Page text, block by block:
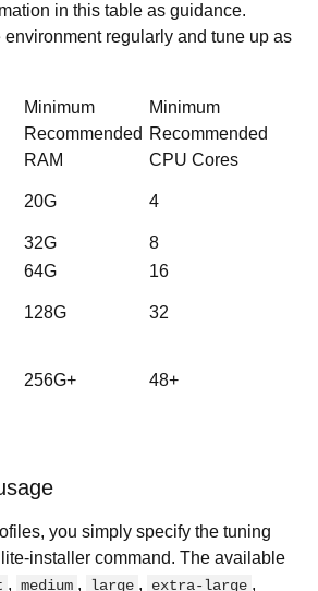
in this table as guidance.
environment regularly and tune up as
Minimum
Recommended
RAM
Minimum
Recommended
CPU Cores
20G 4
32G
8
64G
16
128G 32
256G+ 48+
you simply specify the tuning
installer command. The available
, medium , large , extra-large ,